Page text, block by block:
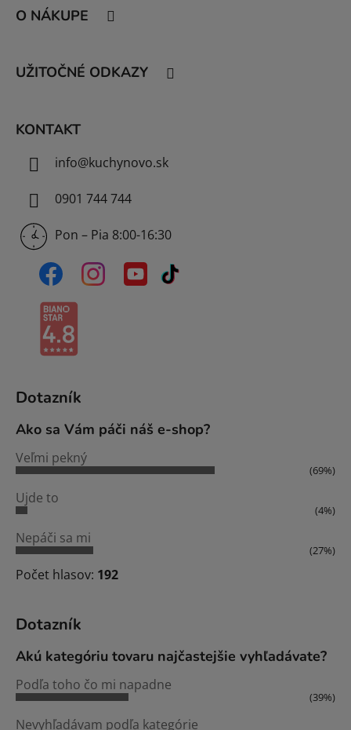
O NÁKUPE
UŽITOČNÉ ODKAZY
KONTAKT
info@kuchynovo.sk
0901 744 744
Pon – Pia 8:00-16:30
Dotazník
Ako sa Vám páči náš e-shop?
Veľmi pekný
(69%)
Ujde to
(4%)
Nepáči sa mi
(27%)
Počet hlasov: 192
Dotazník
Akú kategóriu tovaru najčastejšie vyhľadávate?
Podľa toho čo mi napadne
(39%)
Nevyhľadávam podľa kategórie